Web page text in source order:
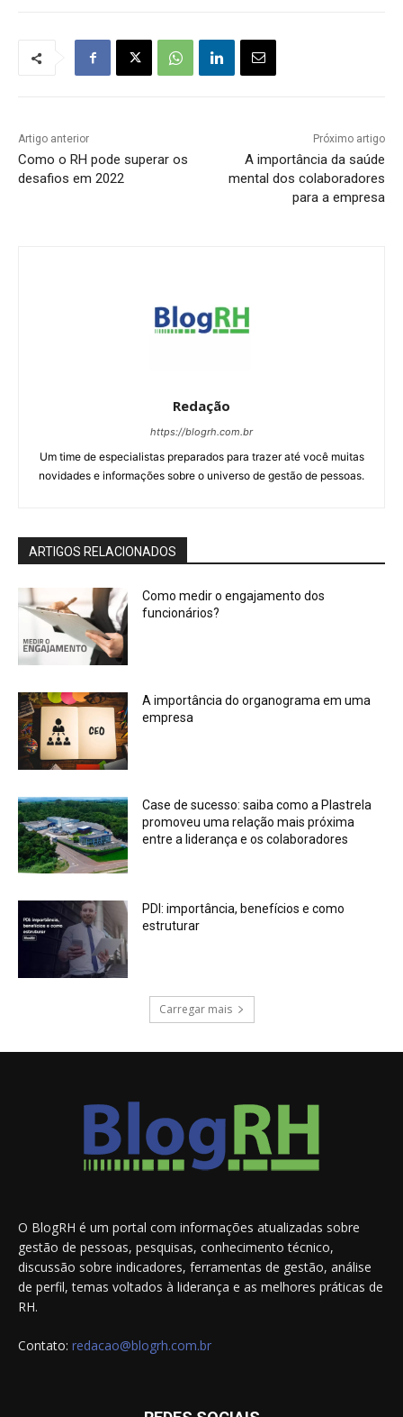
Artigo anterior
Como o RH pode superar os
desafios em 2022
Próximo artigo
A importância da saúde
mental dos colaboradores
para a empresa
Redação
https://blogrh.com.br
Um time de especialistas preparados para trazer até você muitas
novidades e informações sobre o universo de gestão de pessoas.
ARTIGOS RELACIONADOS
Como medir o engajamento dos
funcionários?
A importância do organograma em uma
empresa
Case de sucesso: saiba como a Plastrela
promoveu uma relação mais próxima
entre a liderança e os colaboradores
PDI: importância, benefícios e como
estruturar
Carregar mais
O BlogRH é um portal com informações atualizadas sobre
gestão de pessoas, pesquisas, conhecimento técnico,
discussão sobre indicadores, ferramentas de gestão, análise
de perfil, temas voltados à liderança e as melhores práticas de
RH.
Contato: redacao@blogrh.com.br